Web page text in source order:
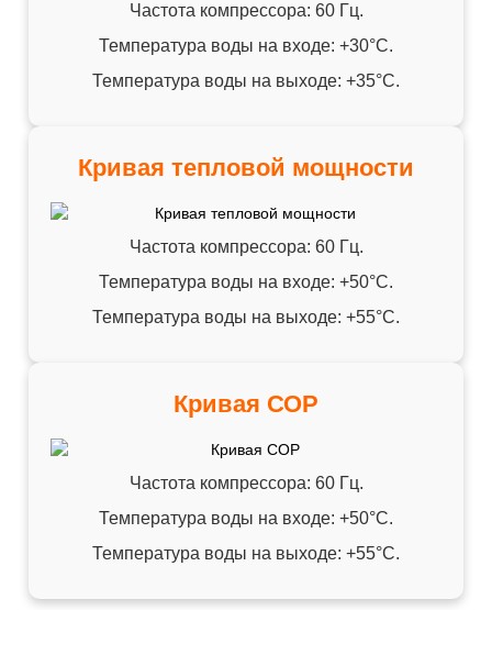
Частота компрессора: 60 Гц.
Температура воды на входе: +30°C.
Температура воды на выходе: +35°C.
Кривая тепловой мощности
Частота компрессора: 60 Гц.
Температура воды на входе: +50°C.
Температура воды на выходе: +55°C.
Кривая СОР
Частота компрессора: 60 Гц.
Температура воды на входе: +50°C.
Температура воды на выходе: +55°C.